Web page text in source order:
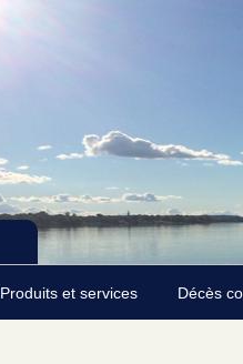
Produits et services Décès